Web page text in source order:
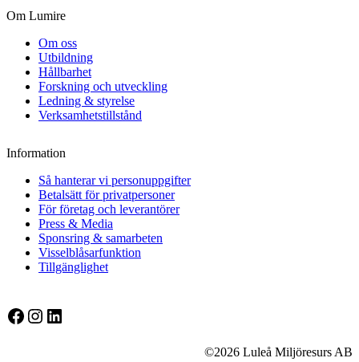
Om Lumire
Om oss
Utbildning
Hållbarhet
Forskning och utveckling
Ledning & styrelse
Verksamhetstillstånd
Information
Så hanterar vi personuppgifter
Betalsätt för privatpersoner
För företag och leverantörer
Press & Media
Sponsring & samarbeten
Visselblåsarfunktion
Tillgänglighet
Facebook Instagram LinkedIn
©2026 Luleå Miljöresurs AB